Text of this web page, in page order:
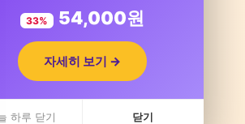
33% 54,000원
자세히 보기 →
하루 닫기 닫기